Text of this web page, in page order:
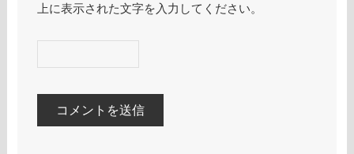
上に表示された文字を入力してください。